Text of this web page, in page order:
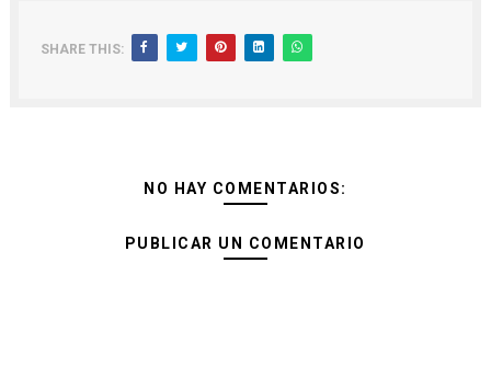
SHARE THIS:
NO HAY COMENTARIOS:
PUBLICAR UN COMENTARIO